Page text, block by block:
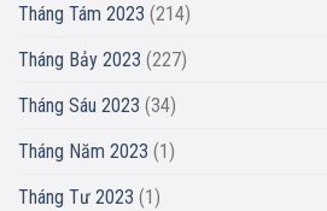
Tháng Tám 2023 (214)
Tháng Bảy 2023 (227)
Tháng Sáu 2023 (34)
Tháng Năm 2023 (1)
Tháng Tư 2023 (1)